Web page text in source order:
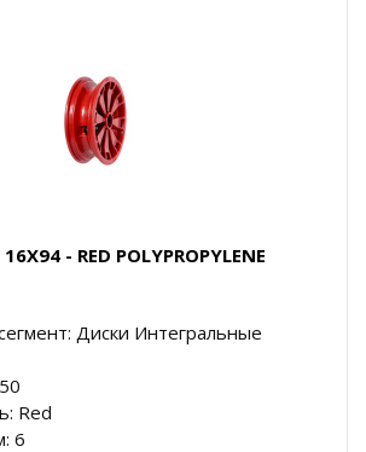
- RED POLYPROPYLENE
Диски Интегральные
Red
6